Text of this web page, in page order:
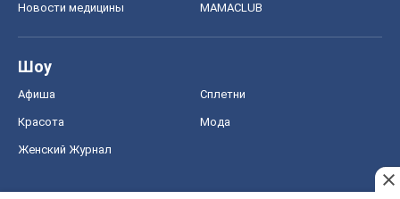
Новости медицины MAMACLUB
Шоу
Афиша Сплетни
Красота Мода
Женский Журнал